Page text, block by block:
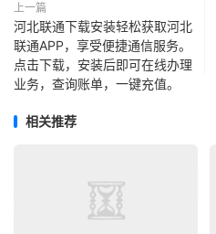
上一篇
河北联通下载安装轻松获取河北
联通APP，享受便捷通信服务。
点击下载，安装后即可在线办理
业务，查询账单，一键充值。
相关推荐